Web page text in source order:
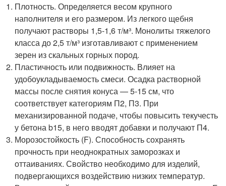
Плотность. Определяется весом крупного
наполнителя и его размером. Из легкого щебня
получают растворы 1,5-1,6 т/м³. Монолиты тяжелого
класса до 2,5 т/м³ изготавливают с применением
зерен из скальных горных пород.
Пластичность или подвижность. Влияет на
удобоукладываемость смеси. Осадка растворной
массы после снятия конуса — 5-15 см, что
соответствует категориям П2, П3. При
механизированной подаче, чтобы повысить текучесть
у бетона b15, в него вводят добавки и получают П4.
Морозостойкость (F). Способность сохранять
прочность при неоднократных заморозках и
оттаиваниях. Свойство необходимо для изделий,
подвергающихся воздействию низких температур.